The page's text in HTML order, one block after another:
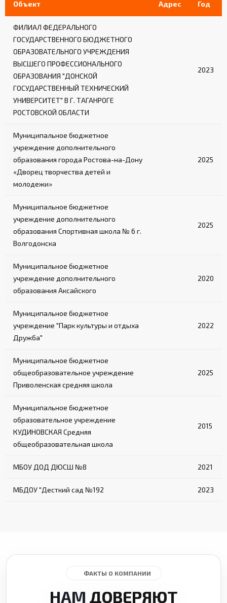
Объект Адрес Год
ФИЛИАЛ ФЕДЕРАЛЬНОГО
ГОСУДАРСТВЕННОГО БЮДЖЕТНОГО
ОБРАЗОВАТЕЛЬНОГО УЧРЕЖДЕНИЯ
ВЫСШЕГО ПРОФЕССИОНАЛЬНОГО
ОБРАЗОВАНИЯ "ДОНСКОЙ
ГОСУДАРСТВЕННЫЙ ТЕХНИЧЕСКИЙ
УНИВЕРСИТЕТ" В Г. ТАГАНРОГЕ
РОСТОВСКОЙ ОБЛАСТИ
2023
Муниципальное бюджетное
учреждение дополнительного
образования города Ростова-на-Дону
«Дворец творчества детей и
молодежи»
2025
Муниципальное бюджетное
учреждение дополнительного
образования Спортивная школа № 6 г.
Волгодонска
2025
Муниципальное бюджетное
учреждение дополнительного
образования Аксайского
2020
Муниципальное бюджетное
учреждение "Парк культуры и отдыха
Дружба"
2022
Муниципальное бюджетное
общеобразовательное учреждение
Приволенская средняя школа
2025
Муниципальное бюджетное
образовательное учреждение
КУДИНОВСКАЯ Средняя
общеобразовательная школа
2015
МБОУ ДОД ДЮСШ №8 2021
МБДОУ "Десткий сад №192 2023
ФАКТЫ О КОМПАНИИ
НАМ ДОВЕРЯЮТ